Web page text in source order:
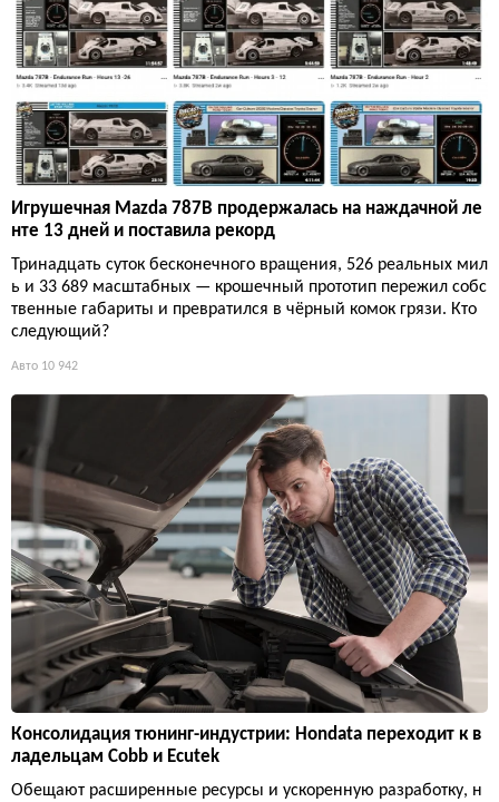
Игрушечная Mazda 787B продержалась на наждачной ле
нте 13 дней и поставила рекорд
Тринадцать суток бесконечного вращения, 526 реальных мил
ь и 33 689 масштабных — крошечный прототип пережил собс
твенные габариты и превратился в чёрный комок грязи. Кто
следующий?
Авто 10 942
Консолидация тюнинг-индустрии: Hondata переходит к в
ладельцам Cobb и Ecutek
Обещают расширенные ресурсы и ускоренную разработку, н